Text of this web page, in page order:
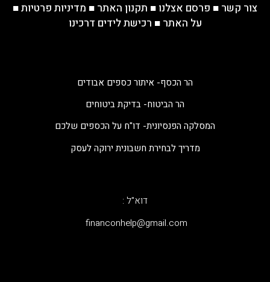
צור קשר ■ פרסם אצלנו ■ תקנון האתר ■ מדיניות פרטיות■
על האתר ■ רכישת לידים דרכינו
הר הכסף- איתור כספים אבודים
הר הביטוח- בדיקת ביטוחים
המסלקה הפנסיונית- דו"ח על הכספים שלכם
מדריך לבחירת חשבונית ירוקה לעסק
דוא"ל :
‫financonhelp@gmail.com‬